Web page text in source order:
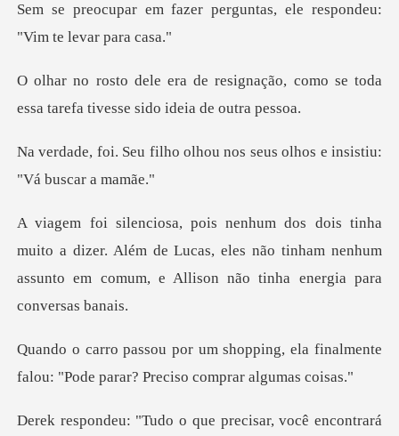
perguntas, ele respondeu
nação, como se toda
essa tarefa ti
olhou nos seus olhos e in
a dizer. Além de Lucas, eles não tinham nenhum
assunto em
ng, ela finalmente
falou: "Pode par
o o que precisar, voc